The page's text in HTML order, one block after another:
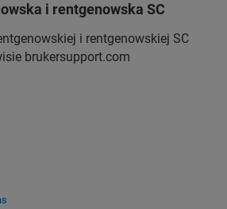
i rentgenowska SC
i rentgenowskiej SC
brukersupport.com